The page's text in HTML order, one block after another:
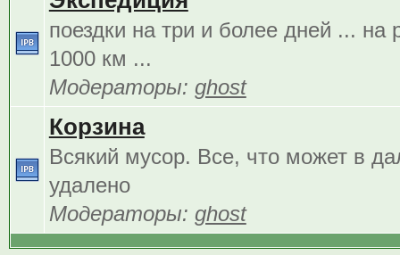
поездки на три и более дней ... на
1000 км ...
Модераторы: ghost
Корзина
Всякий мусор. Все, что может в
удалено
Модераторы: ghost